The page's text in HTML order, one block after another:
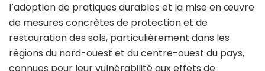
l’adoption de pratiques durables et la mise en œuvre
de mesures concrètes de protection et de
restauration des sols, particulièrement dans les
régions du nord-ouest et du centre-ouest du pays,